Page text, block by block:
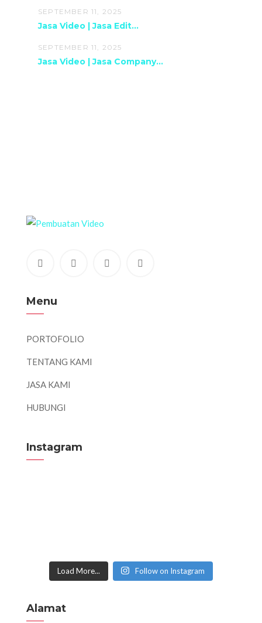
SEPTEMBER 11, 2025
Jasa Video | Jasa Edit...
SEPTEMBER 11, 2025
Jasa Video | Jasa Company...
Menu
PORTOFOLIO
TENTANG KAMI
JASA KAMI
HUBUNGI
Instagram
Load More... Follow on Instagram
Alamat